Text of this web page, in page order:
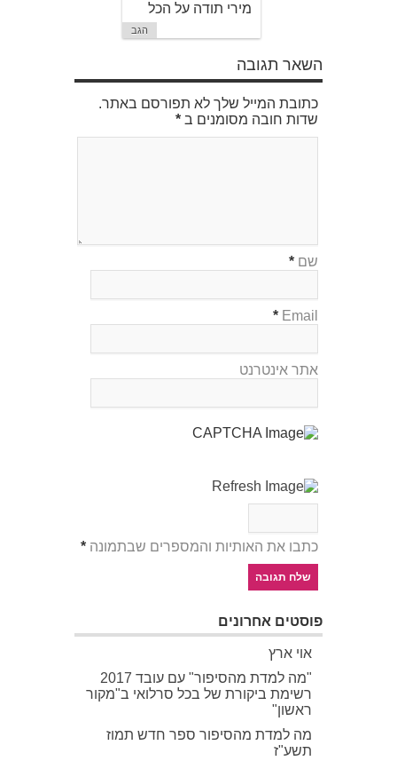
מירי תודה על הכל
הגב
השאר תגובה
כתובת המייל שלך לא תפורסם באתר.
שדות חובה מסומנים ב *
שם *
Email
*
אתר אינטרנט
כתבו את האותיות והמספרים שבתמונה *
פוסטים אחרונים
אוי ארץ
"מה למדת מהסיפור" עם עובד 2017
רשימת ביקורת של בכל סרלואי ב"מקור
ראשון"
מה למדת מהסיפור ספר חדש תמוז
תשע"ז